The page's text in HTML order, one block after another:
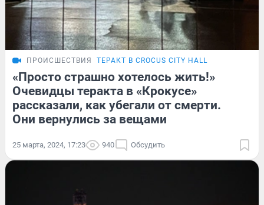
ПРОИСШЕСТВИЯ ТЕРАКТ В CROCUS CITY HALL
«Просто страшно хотелось жить!»
Очевидцы теракта в «Крокусе»
рассказали, как убегали от смерти.
Они вернулись за вещами
25 марта, 2024, 17:23 940 Обсудить